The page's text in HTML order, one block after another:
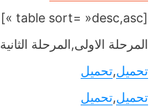
[table sort= »desc,asc »]
المرحلة الاولى,المرحلة الثانية
تحميل,تحميل
تحميل,تحميل